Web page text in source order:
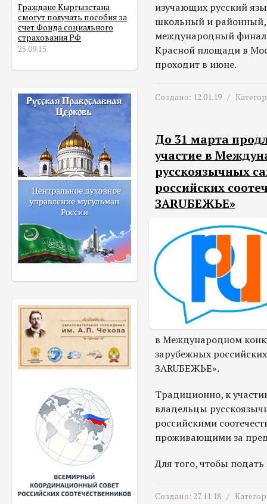
Граждане Кыргызстана
смогут получать пособия за
счет Фонда социального
страхования РФ
25.09.15
изучающих русский
школьный и
международный
Красной площади в
проходит в июне.
Создано: 12.01.19 /
До 31 марта
участие в
русскоязычных
российских
ЗАRUБЕЖЬЕ»
в Международном
зарубежных
ЗАRUБЕЖЬЕ».
Традиционно, к
владельцы
российскими
проживающими за
Для того, чтобы
Создано: 27.11.18 /